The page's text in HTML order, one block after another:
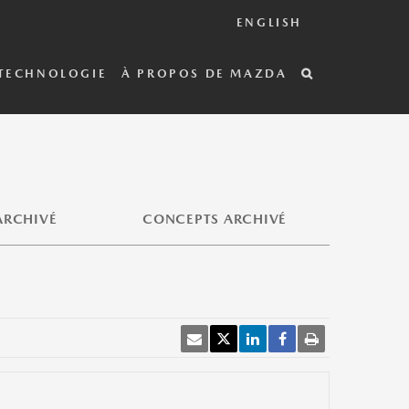
ENGLISH
À PROPOS DE MAZDA
CONCEPTS ARCHIVÉ